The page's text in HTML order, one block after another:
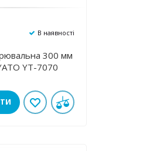
В наявності
300 мм
YT-7070